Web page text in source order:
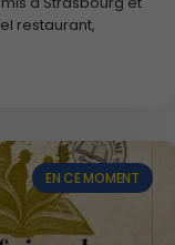
restaurant,
EN CE MOMENT